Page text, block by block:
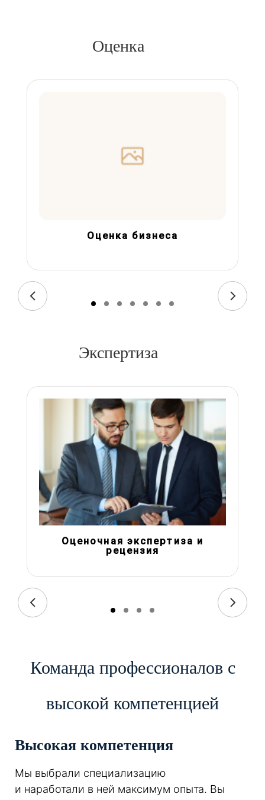
Оценка
Оценка бизнеса
Экспертиза
Оценочная экспертиза и
рецензия
Команда профессионалов с
высокой компетенцией
Высокая компетенция
Мы выбрали специализацию
и наработали в ней максимум опыта. Вы